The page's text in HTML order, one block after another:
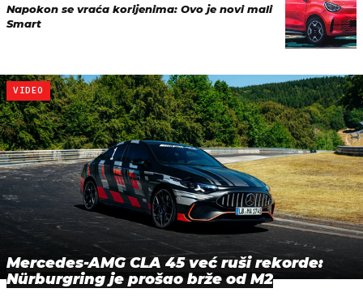
Napokon se vraća korijenima: Ovo je novi mali
Smart
VIDEO
Mercedes-AMG CLA 45 već ruši rekorde:
Nürburgring je prošao brže od M2